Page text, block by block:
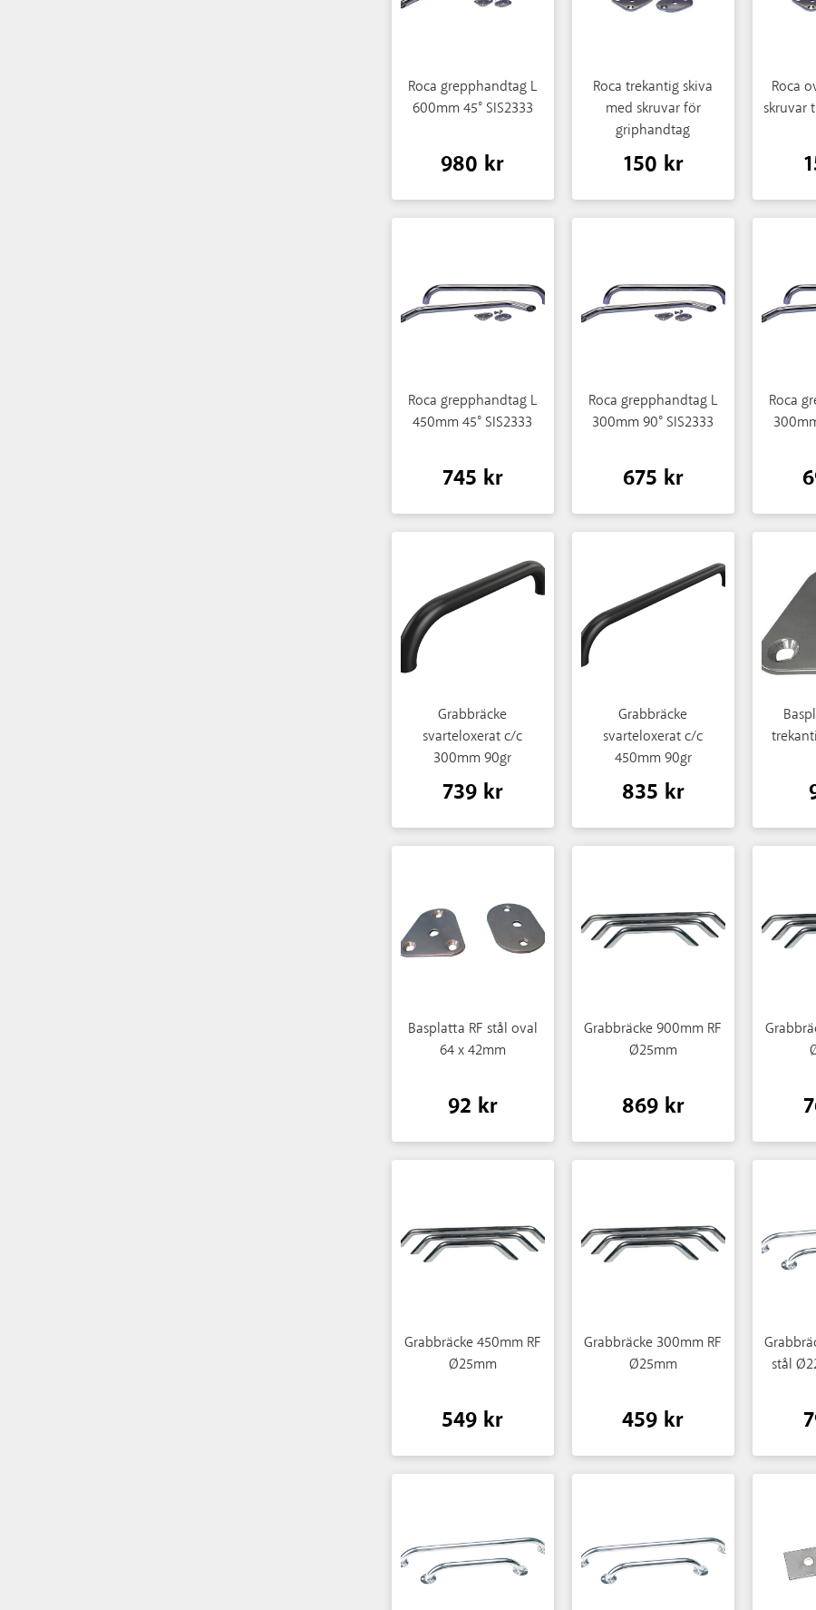
Roca grepphandtag L
600mm 45° SIS2333
980 kr
Roca trekantig skiva
med skruvar för
griphandtag
150 kr
Roca
skruvar
Roca grepphandtag L
450mm 45° SIS2333
745 kr
Roca grepphandtag L
300mm 90° SIS2333
675 kr
Roca
Grabbräcke
svarteloxerat c/c
300mm 90gr
739 kr
Grabbräcke
svarteloxerat c/c
450mm 90gr
835 kr
Basplatta RF stål oval
64 x 42mm
92 kr
Grabbräcke 900mm RF
Ø25mm
869 kr
Grabbräcke 450mm RF
Ø25mm
549 kr
Grabbräcke 300mm RF
Ø25mm
459 kr
stål